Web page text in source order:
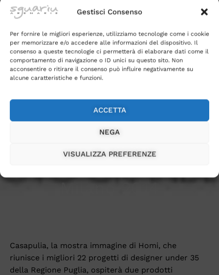
Gestisci Consenso
Per fornire le migliori esperienze, utilizziamo tecnologie come i cookie
per memorizzare e/o accedere alle informazioni del dispositivo. Il
consenso a queste tecnologie ci permetterà di elaborare dati come il
comportamento di navigazione o ID unici su questo sito. Non
acconsentire o ritirare il consenso può influire negativamente su
alcune caratteristiche e funzioni.
ACCETTA
NEGA
VISUALIZZA PREFERENZE
Casapulia Homi
Milano 2014
Casapulia, la mostra immagine di Homi, che
riunisce i migliori 22 progetti di designer under 35
della Regione Puglia, ospiterà due prodotti